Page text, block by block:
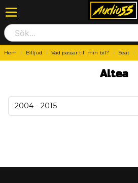
Hem Billjud Vad passar till min bil? Seat
Altea
2004 - 2015